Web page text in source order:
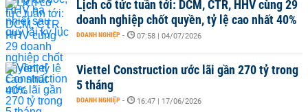
Lịch cổ tức tuần tới: DCM, CTR, HHV cùng 29
doanh nghiệp chốt quyền, tỷ lệ cao nhất 40%
DOANH NGHIỆP - 07:58 | 04/07/2026
Viettel Construction ước lãi gần 270 tỷ trong
5 tháng
DOANH NGHIỆP - 16:47 | 17/06/2026